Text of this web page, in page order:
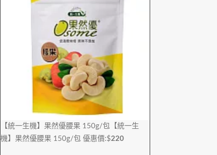
【統一生機】果然優腰果 150g/包 【統一生
機】果然優腰果 150g/包 優惠價:$220